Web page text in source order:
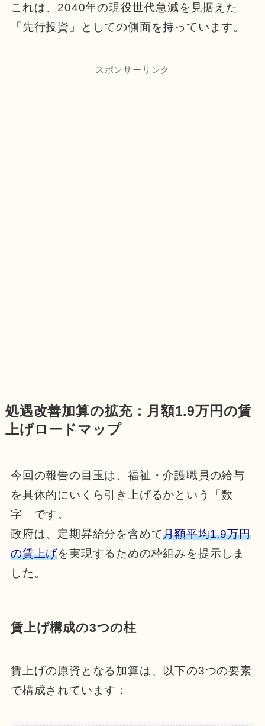
これは、2040年の現役世代急減を見据えた
「先行投資」としての側面を持っています。
スポンサーリンク
処遇改善加算の拡充：月額1.9万円の賃
上げロードマップ
今回の報告の目玉は、福祉・介護職員の給与
を具体的にいくら引き上げるかという「数
字」です。
政府は、定期昇給分を含めて月額平均1.9万円
の賃上げを実現するための枠組みを提示しま
した。
賃上げ構成の3つの柱
賃上げの原資となる加算は、以下の3つの要素
で構成されています：